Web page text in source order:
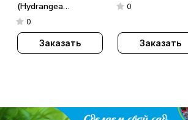
(Hydrangea
paniculata)
«Metallica»
0
Заказать
0
Заказать